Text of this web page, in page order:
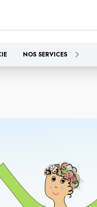
NOS SERVICES